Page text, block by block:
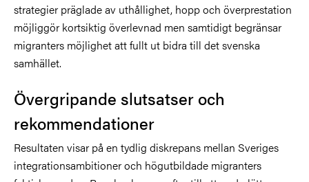
strategier präglade av uthållighet, hopp och överprestation
möjliggör kortsiktig överlevnad men samtidigt begränsar
migranters möjlighet att fullt ut bidra till det svenska
samhället.
Övergripande slutsatser och
rekommendationer
Resultaten visar på en tydlig diskrepans mellan Sveriges
integrationsambitioner och högutbildade migranters